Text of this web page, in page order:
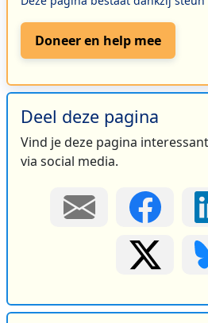
Doneer en help mee
Deel deze pagina
Vind je deze pagina
via social media.